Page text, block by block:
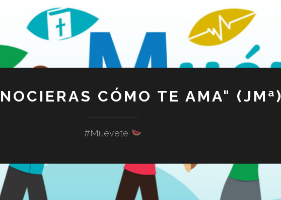
CÓMO TE AMA" (JMª)
#Muévete